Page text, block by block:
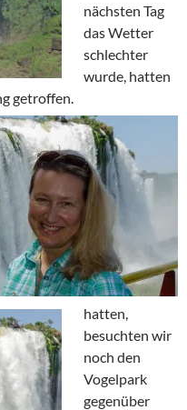
nächsten Tag
das Wetter
schlechter
wurde, hatten
getroffen.
hatten,
besuchten wir
noch den
Vogelpark
gegenüber